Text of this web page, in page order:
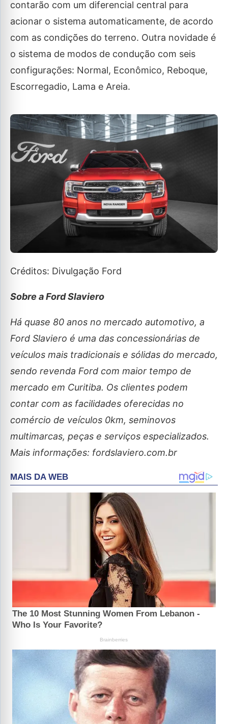
contarão com um diferencial central para
acionar o sistema automaticamente, de acordo
com as condições do terreno. Outra novidade é
o sistema de modos de condução com seis
configurações: Normal, Econômico, Reboque,
Escorregadio, Lama e Areia.
Créditos: Divulgação Ford
Sobre a Ford Slaviero
Há quase 80 anos no mercado automotivo, a
Ford Slaviero é uma das concessionárias de
veículos mais tradicionais e sólidas do mercado,
sendo revenda Ford com maior tempo de
mercado em Curitiba. Os clientes podem
contar com as facilidades oferecidas no
comércio de veículos 0km, seminovos
multimarcas, peças e serviços especializados.
Mais informações: fordslaviero.com.br